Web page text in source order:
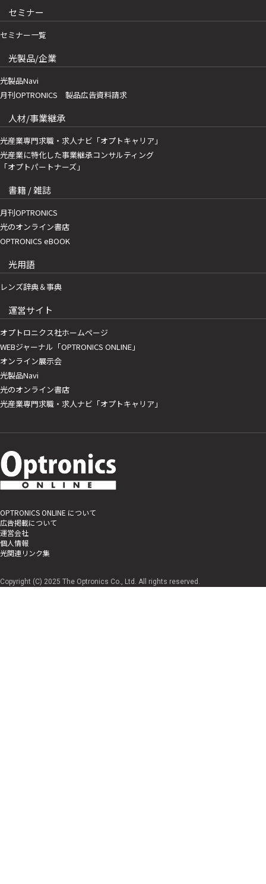
セミナー
セミナー一覧
光製品/企業
光製品Navi
月刊OPTRONICS 製品広告資料請求
人材/事業継承
光産業専門求職・求人ナビ「オプトキャリア」
光産業に特化した事業継承コンサルティング
「オプトパートナーズ」
書籍 / 雑誌
月刊OPTRONICS
光のオンライン書店
OPTRONICS eBOOK
光用語
レンズ辞典＆事典
運営サイト
オプトロニクス社ホームページ
WEBジャーナル「OPTRONICS ONLINE」
オンライン展示会
光製品Navi
光のオンライン書店
光産業専門求職・求人ナビ「オプトキャリア」
OPTRONICS ONLINE について
広告掲載について
運営会社
個人情報
光関連リンク集
Copyright (C) 2025 The Optronics Co., Ltd. All rights reserved.